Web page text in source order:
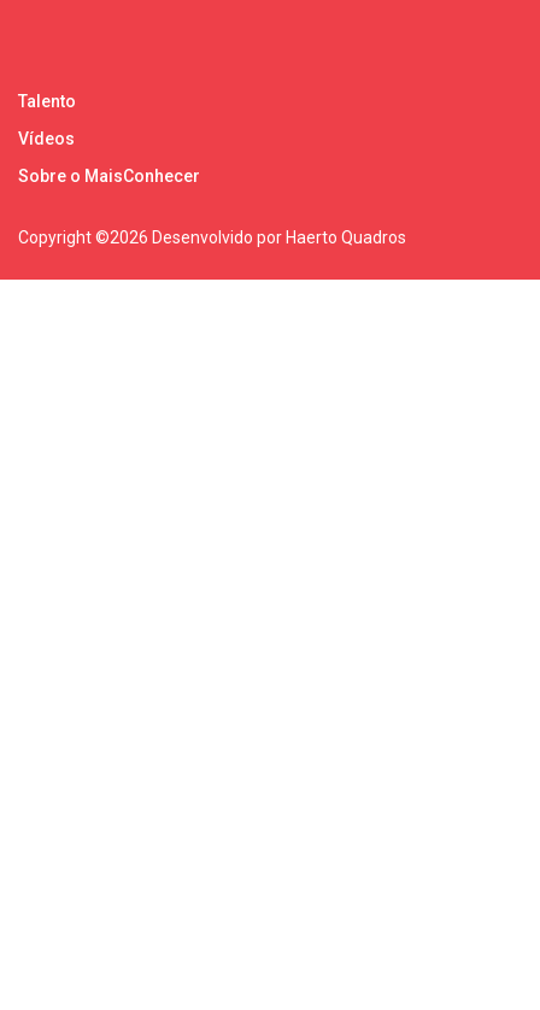
Talento
Vídeos
Sobre o MaisConhecer
Copyright ©2026 Desenvolvido por Haerto Quadros